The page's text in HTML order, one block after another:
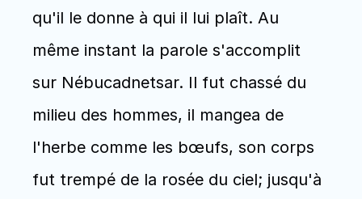
qu'il le donne à qui il lui plaît. Au
même instant la parole s'accomplit
sur Nébucadnetsar. Il fut chassé du
milieu des hommes, il mangea de
l'herbe comme les bœufs, son corps
fut trempé de la rosée du ciel; jusqu'à